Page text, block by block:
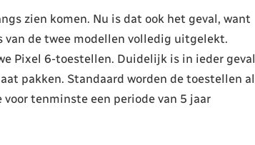
zien komen. Nu is dat ook het geval, want
de twee modellen volledig uitgelekt.
Pixel 6-toestellen. Duidelijk is in ieder geval
pakken. Standaard worden de toestellen al
tenminste een periode van 5 jaar